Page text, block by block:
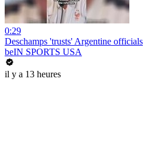
0:29
Deschamps 'trusts' Argentine officials
beIN SPORTS USA
il y a 13 heures